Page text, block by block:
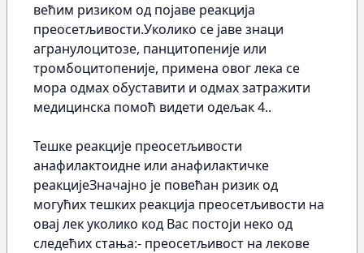
већим ризиком од појaвe реакција
преосетљивости.Уколико се јаве знаци
агранулоцитозе, панцитопеније или
тромбоцитопеније, примена овог лека се
мора одмах обуставити и одмах затражити
медицинска помоћ видети одељак 4..
Тешке реакције преосетљивости
анафилактоидне или анафилактичке
реакцијеЗначајно је повећан ризик од
могућих тешких реакција преосетљивости на
овај лек уколико код Вас постоји неко од
следећих стања:- преосетљивост на лекове